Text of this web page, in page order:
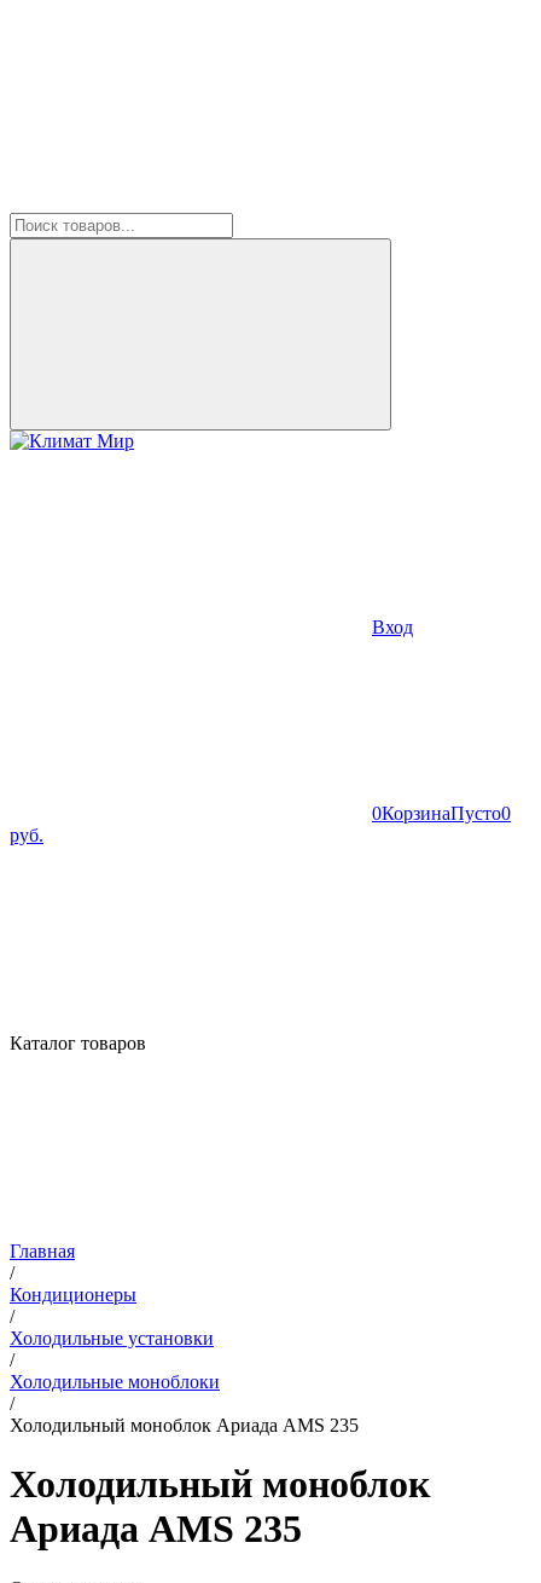
Вход
0КорзинаПусто0
руб.
Каталог товаров
Главная
/
Кондиционеры
/
Холодильные установки
/
Холодильные моноблоки
/
Холодильный моноблок Ариада AMS 235
Холодильный моноблок
Ариада AMS 235